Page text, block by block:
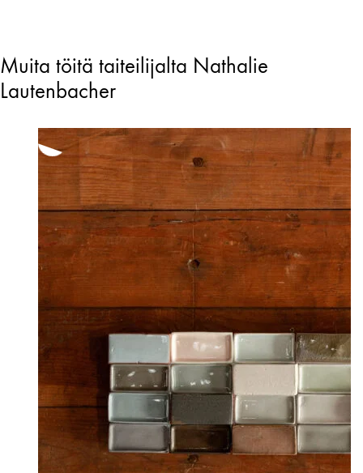
Muita töitä taiteilijalta Nathalie
Lautenbacher